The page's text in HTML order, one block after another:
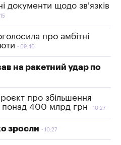
документи щодо зв’язків
про амбітні
09:40
на ракетний удар по
про збільшення
понад 400 млрд грн
10:27
зросли 10:27